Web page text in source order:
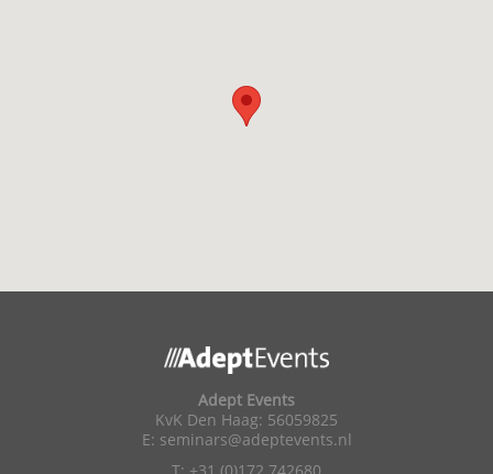
Adept Events
KvK Den Haag: 56059825
E: seminars@adeptevents.nl